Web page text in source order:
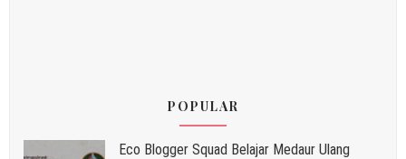
POPULAR
Eco Blogger Squad Belajar Medaur Ulang